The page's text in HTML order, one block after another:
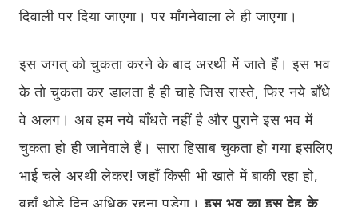
दिवाली पर दिया जाएगा। पर माँगनेवाला ले ही जाएगा।
इस जगत् को चुकता करने के बाद अरथी में जाते हैं। इस भव
के तो चुकता कर डालता है ही चाहे जिस रास्ते, फिर नये बाँधे
वे अलग। अब हम नये बाँधते नहीं है और पुराने इस भव में
चुकता हो ही जानेवाले हैं। सारा हिसाब चुकता हो गया इसलिए
भाई चले अरथी लेकर! जहाँ किसी भी खाते में बाकी रहा हो,
वहाँ थोड़े दिन अधिक रहना पड़ेगा। इस भव का इस देह के